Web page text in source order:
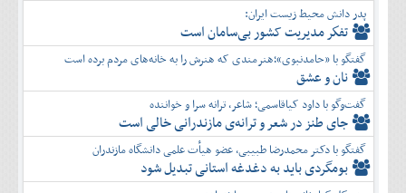
پدر دانش محیط زیست ایران:
تفكر مديريت کشور بی‌سامان است
گفتگو با «حامدنبوی»؛هنرمندی که هنرش را به خانه‌های مردم برده است
نان و عشق
گفت‌وگو با داود کیاقاسمی؛ شاعر، ترانه سرا و خواننده
جای طنز در شعر و ترانه‌ی مازندرانی خالی است
گفتگو با دکتر محمدرضا طبیبی، عضو هیأت علمی دانشگاه مازندران
بومگردی باید به دغدغه استانی تبدیل شود